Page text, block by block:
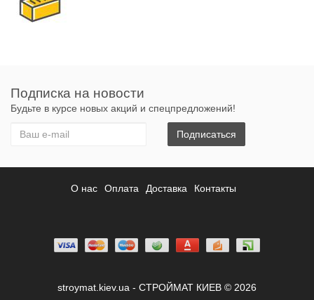
Подписка на новости
Будьте в курсе новых акций и спецпредложений!
Подписаться
О нас Оплата Доставка Контакты
stroymat.kiev.ua - СТРОЙМАТ КИЕВ © 2026